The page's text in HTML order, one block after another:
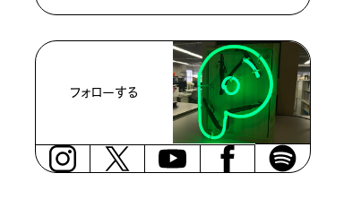
フォローする